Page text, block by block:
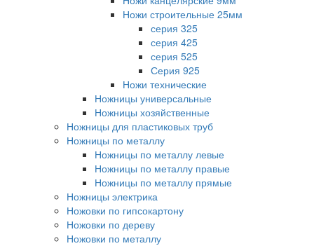
Ножи строительные 25мм
серия 325
серия 425
серия 525
Серия 925
Ножи технические
Ножницы универсальные
Ножницы хозяйственные
Ножницы для пластиковых труб
Ножницы по металлу
Ножницы по металлу левые
Ножницы по металлу правые
Ножницы по металлу прямые
Ножницы электрика
Ножовки по гипсокартону
Ножовки по дереву
Ножовки по металлу